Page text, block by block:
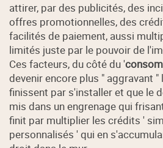
attirer, par des publicités, des
offres promotionnelles, des
facilités de paiement, aussi
limités juste par le pouvoir de
Ces facteurs, du côté du '
devenir encore plus " aggravant
finissent par s'installer et que le
mis dans un engrenage qui
finit par multiplier les crédits '
personnalisés ' qui en